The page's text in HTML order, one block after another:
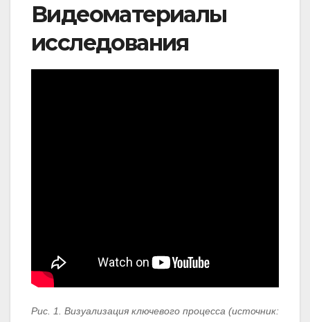
Видеоматериалы
исследования
Рис. 1. Визуализация ключевого процесса (источник: